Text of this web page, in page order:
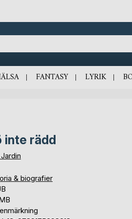
FANTASY LYRIK
inte rädd
& biografier